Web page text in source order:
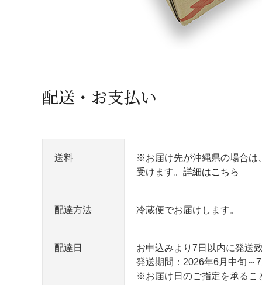
配送・お支払い
送料
※お届け先が沖縄県の場合は
受けます。 詳細はこちら
配達方法 冷蔵便でお届けします。
配達日
お申込みより7日以内に発送
発送期間：2026年6月中旬～
※お届け日のご指定を承るこ